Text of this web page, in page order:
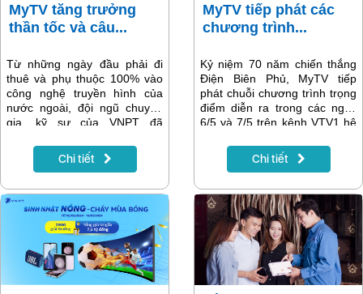
MyTV tăng trưởng
thần tốc và câu...
Từ những ngày đầu phải đi
thuê và phụ thuộc 100% vào
công nghệ truyền hình của
nước ngoài, đội ngũ chuyên
gia, kỹ sư của VNPT đã
bước làm chủ, phát triển hệ
thống cho riêng mình, từ đó
những trải nghiệm tốt nhất
cho khách hàng…
Chi tiết
MyTV tiếp phát các
chương trình...
Kỷ niệm 70 năm chiến thắng
Điện Biên Phủ, MyTV tiếp
phát chuỗi chương trình trọng
điểm diễn ra trong các ngày
6/5 và 7/5 trên kênh VTV1 hệ
thiết bị.
Chi tiết